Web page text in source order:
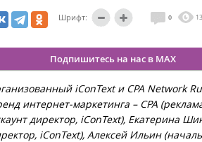
Шрифт: 0
Подпишитесь на нас в MAX
iConText и CPA Network
интернет-маркетинга – CPA
директор, iConText), Екатерина
iConText), Алексей Ильин